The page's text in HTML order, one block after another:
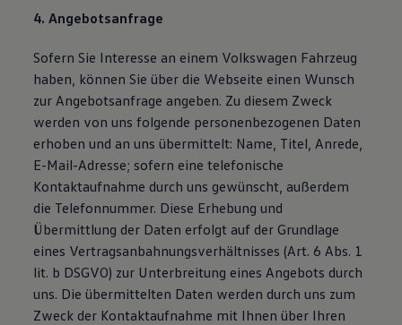
4. Angebotsanfrage
Sofern Sie Interesse an einem Volkswagen Fahrzeug
haben, können Sie über die Webseite einen Wunsch
zur Angebotsanfrage angeben. Zu diesem Zweck
werden von uns folgende personenbezogenen Daten
erhoben und an uns übermittelt: Name, Titel, Anrede,
E-Mail-Adresse; sofern eine telefonische
Kontaktaufnahme durch uns gewünscht, außerdem
die Telefonnummer. Diese Erhebung und
Übermittlung der Daten erfolgt auf der Grundlage
eines Vertragsanbahnungsverhältnisses (Art. 6 Abs. 1
lit. b DSGVO) zur Unterbreitung eines Angebots durch
uns. Die übermittelten Daten werden durch uns zum
Zweck der Kontaktaufnahme mit Ihnen über Ihren